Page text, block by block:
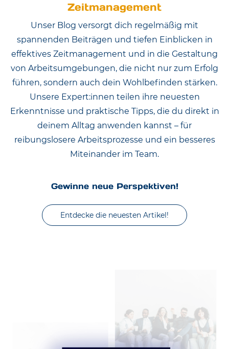
Zeitmanagement
Unser Blog versorgt dich regelmäßig mit
spannenden Beiträgen und tiefen Einblicken in
effektives Zeitmanagement und in die Gestaltung
von Arbeitsumgebungen, die nicht nur zum Erfolg
führen, sondern auch dein Wohlbefinden stärken.
Unsere Expert:innen teilen ihre neuesten
Erkenntnisse und praktische Tipps, die du direkt in
deinem Alltag anwenden kannst – für
reibungslosere Arbeitsprozesse und ein besseres
Miteinander im Team.
Gewinne neue Perspektiven!
Entdecke die neuesten Artikel!